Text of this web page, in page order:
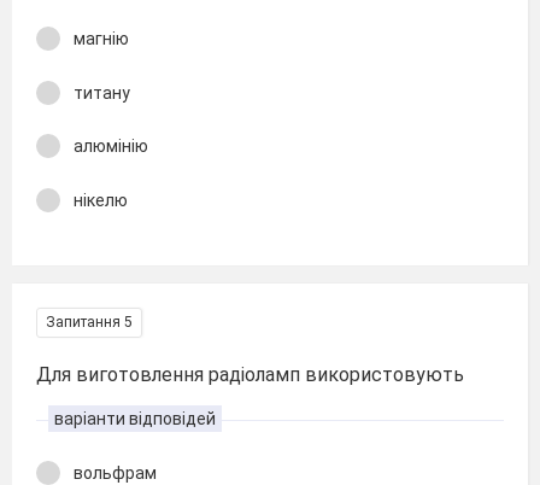
магнію
титану
алюмінію
нікелю
Запитання 5
Для виготовлення радіоламп використовують
варіанти відповідей
вольфрам